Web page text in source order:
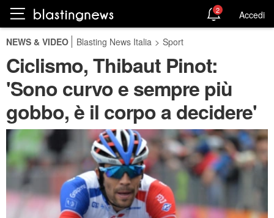
2 Accedi
NEWS & VIDEO Blasting News Italia > Sport
Ciclismo, Thibaut Pinot:
'Sono curvo e sempre più
gobbo, è il corpo a decidere'